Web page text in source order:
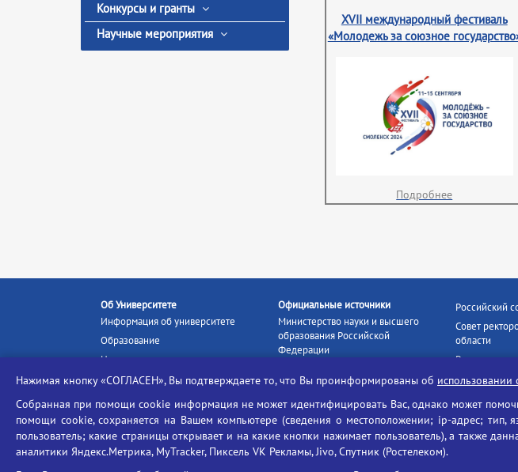
Конкурсы и гранты
Научные мероприятия
XVII международный фестиваль
«Молодежь за союзное
Подробнее
Об Университете
Информация об университете
Образование
Наука и инновации
Абитуриенту
Ассоциация выпускников
Центр тестирования
иностранных граждан
Конкурс на замещение
Официальные источники
Министерство науки и высшего
образования Российской
Федерации
Портал «Российское
образование»
Единое окно информационных
ресурсов
Единая коллекция цифровых
образовательных ресурсов
Российский
Совет
области
Росстудцентр
Наши
Портал
Учительская
Нажимая кнопку «СОГЛАСЕН», Вы подтверждаете то, что Вы проинформированы об использовании
Собранная при помощи cookie информация не может идентифицировать Вас, однако может
помощи cookie, сохраняется на Вашем компьютере (сведения о местоположении; ip-адрес; тип,
пользователь; какие страницы открывает и на какие кнопки нажимает пользователь), а также
аналитики Яндекс.Метрика, MyTracker, Пиксель VK Рекламы, Jivo, Спутник (Ростелеком).